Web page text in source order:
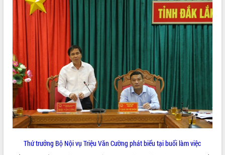
Rà soát, hoàn thiện hệ thống thiết chế
văn hóa, thể thao đáp ứng yêu cầu
phát triển mới
Thường trực HĐND tỉnh Đắk Lắk gặp
mặt Đoàn chuyên gia y tế TP. Hồ Chí
Minh
Lễ truy điệu và an táng hài cốt liệt sĩ
tại Nghĩa trang Liệt sĩ xã Sơn Hòa
Bàn giải pháp tháo gỡ khó khăn trong
xuất khẩu sầu riêng và triển khai quy
định EUDR
Thứ trưởng Bộ Nông nghiệp và Môi
trường Nguyễn Hoàng Hiệp khảo sát
vùng trồng và doanh nghiệp đóng gói
LIÊN KẾT WEB
THỐNG KÊ TRUY CẬP
Hôm nay:
1570
Tất cả:
66046893
Thứ trưởng Bộ Nội vụ Triệu Văn Cường phát biểu tại buổi làm việc